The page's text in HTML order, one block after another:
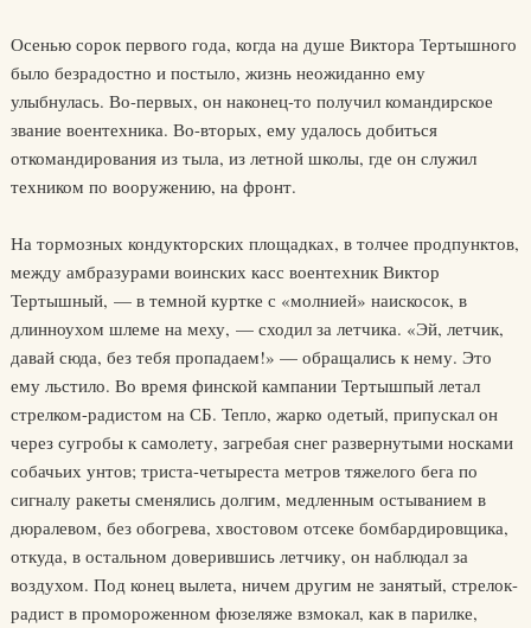
Осенью сорок первого года, когда на душе Виктора Тертышного
было безрадостно и постыло, жизнь неожиданно ему
улыбнулась. Во-первых, он наконец-то получил командирское
звание воентехника. Во-вторых, ему удалось добиться
откомандирования из тыла, из летной школы, где он служил
техником по вооружению, на фронт.
На тормозных кондукторских площадках, в толчее продпунктов,
между амбразурами воинских касс воентехник Виктор
Тертышный, — в темной куртке с «молнией» наискосок, в
длинноухом шлеме на меху, — сходил за летчика. «Эй, летчик,
давай сюда, без тебя пропадаем!» — обращались к нему. Это
ему льстило. Во время финской кампании Тертышпый летал
стрелком-радистом на СБ. Тепло, жарко одетый, припускал он
через сугробы к самолету, загребая снег развернутыми носками
собачьих унтов; триста-четыреста метров тяжелого бега по
сигналу ракеты сменялись долгим, медленным остыванием в
дюралевом, без обогрева, хвостовом отсеке бомбардировщика,
откуда, в остальном доверившись летчику, он наблюдал за
воздухом. Под конец вылета, ничем другим не занятый, стрелок-
радист в промороженном фюзеляже взмокал, как в парилке,